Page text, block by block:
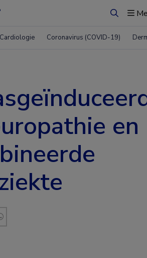
Zoeken
Cardiologie Coronavirus (COVID-19)
en